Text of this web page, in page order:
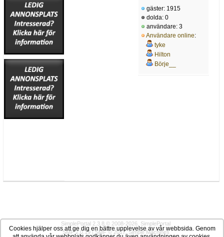
gäster: 1915
dolda: 0
användare: 3
Användare online:
tyke
Hilton
Börje__
SimplePortal 2.3.8 © 2008-2026, SimplePortal
SMF 2.0.19|SMF © 2017,Simple Machines
Cookies hjälper oss att ge dig en bättre upplevelse av vår webbsida. Genom